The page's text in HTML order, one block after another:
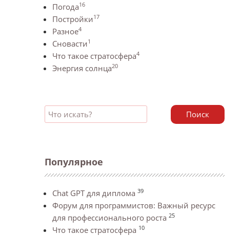
Погода16
Постройки17
Разное4
Сновасти1
Что такое стратосфера4
Энергия солнца20
Поиск
Популярное
Chat GPT для диплома 39
Форум для программистов: Важный ресурс
для профессионального роста 25
Что такое стратосфера 10